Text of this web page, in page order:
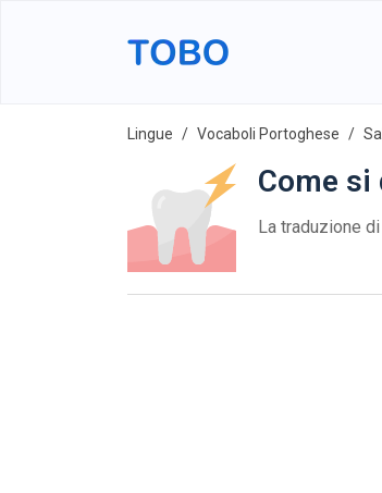
Lingue Vocaboli Portoghese
Come
La traduzione di